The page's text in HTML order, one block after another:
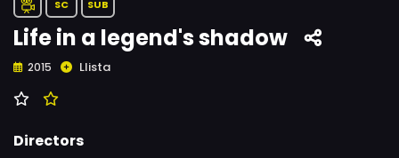
SC SUB
Life in a legend's shadow
2015 Llista
Directors